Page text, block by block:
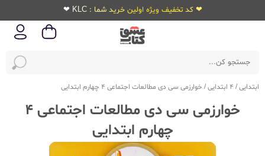
❤ کد تخفیف ویژه اولین خرید شما : KLC ❤
ابتدایی/ 4 ابتدایی / خوارزمی سی دی مطالعات اجتماعی 4 چهارم ابتدایی
خوارزمی سی دی مطالعات اجتماعی 4
چهارم ابتدایی